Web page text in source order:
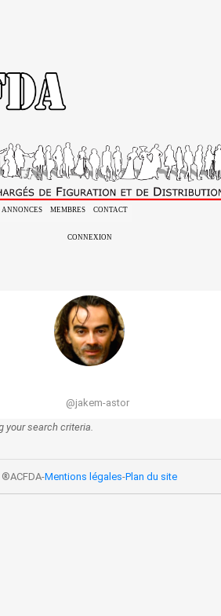
ANNONCES MEMBRES CONTACT
CONNEXION
@jakem-astor
your search criteria.
®ACFDA-Mentions légales-Plan du site